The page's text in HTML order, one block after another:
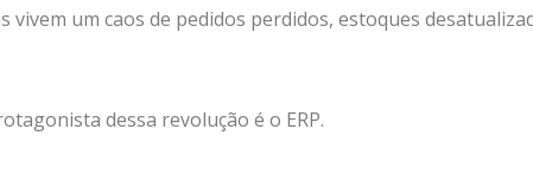
um caos de pedidos perdidos, estoques
dessa revolução é o ERP.